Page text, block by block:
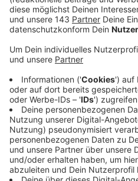
2.38 (Sommerzeit) sowie
(Winterzeit) ab der
Der NE18 fährt von der
Langendreer Nord um
und um 2.12, 3.12 Uhr
über Hattingen,
Bochum Hbf in Richtung
(Sommerzeit), und um
(Winterzeit). Abfahrt in
Richtung Schwelm ist
sowie um 2.59, 3.59 und
Sprockhövel
Richtung Schwelm geht es